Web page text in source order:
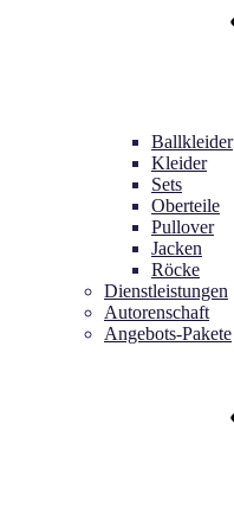
Ballkleider
Kleider
Sets
Oberteile
Pullover
Jacken
Röcke
Dienstleistungen
Autorenschaft
Angebots-Pakete